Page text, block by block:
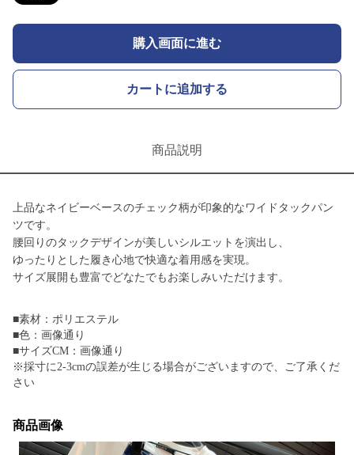
購入画面に進む
カートに追加する
商品説明
上品なネイビーベースのチェック柄が印象的なワイドタックパン
ツです。
腰回りのタックデザインが美しいシルエットを演出し、
ゆったりとした履き心地で快適な着用感を実現。
サイズ展開も豊富でどなたでもお楽しみいただけます。
■素材：ポリエステル
■色：画像通り
■サイズCM：画像通り
※採寸に2-3cmの誤差が生じる場合がございますので、ご了承くだ
さい
商品画像